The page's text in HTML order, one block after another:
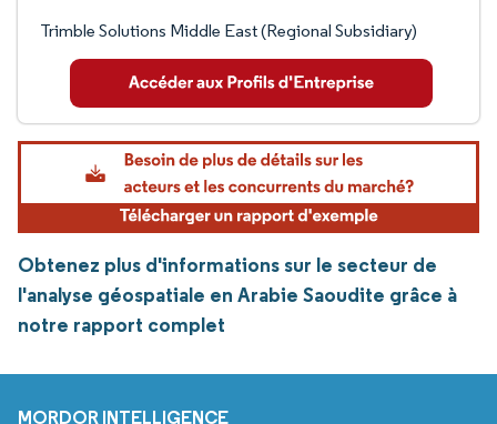
Trimble Solutions Middle East (Regional Subsidiary)
Obtenez plus d'informations sur le secteur de
l'analyse géospatiale en Arabie Saoudite grâce à
notre rapport complet
MORDOR INTELLIGENCE